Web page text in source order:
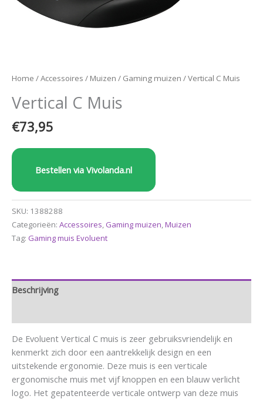
Home /Accessoires / Muizen / Gaming muizen / Vertical C Muis
Vertical C Muis
€73,95
Bestellen via Vivolanda.nl
SKU: 1388288
Categorieën: Accessoires, Gaming muizen,Muizen
Tag: Gaming muis Evoluent
Beschrijving
De Evoluent Vertical C muis is zeer gebruiksvriendelijk en
kenmerkt zich door een aantrekkelijk design en een
uitstekende ergonomie. Deze muis is een verticale
ergonomische muis met vijf knoppen en een blauw verlicht
logo. Het gepatenteerde verticale ontwerp van deze muis